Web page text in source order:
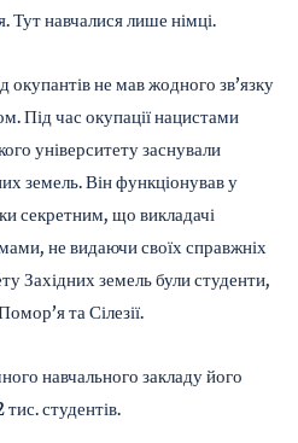
Тут навчалися лише німці.
окупантів не мав жодного зв’язку
Під час окупації нацистами
університету заснували
земель. Він функціонував у
секретним, що викладачі
не видаючи своїх справжніх
Західних земель були студенти,
та Сілезії.
навчального закладу його
студентів.